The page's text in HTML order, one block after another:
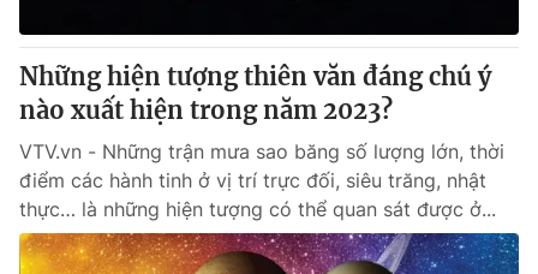
Những hiện tượng thiên văn đáng chú ý
nào xuất hiện trong năm 2023?
VTV.vn - Những trận mưa sao băng số lượng lớn, thời
điểm các hành tinh ở vị trí trực đối, siêu trăng, nhật
thực… là những hiện tượng có thể quan sát được ở...